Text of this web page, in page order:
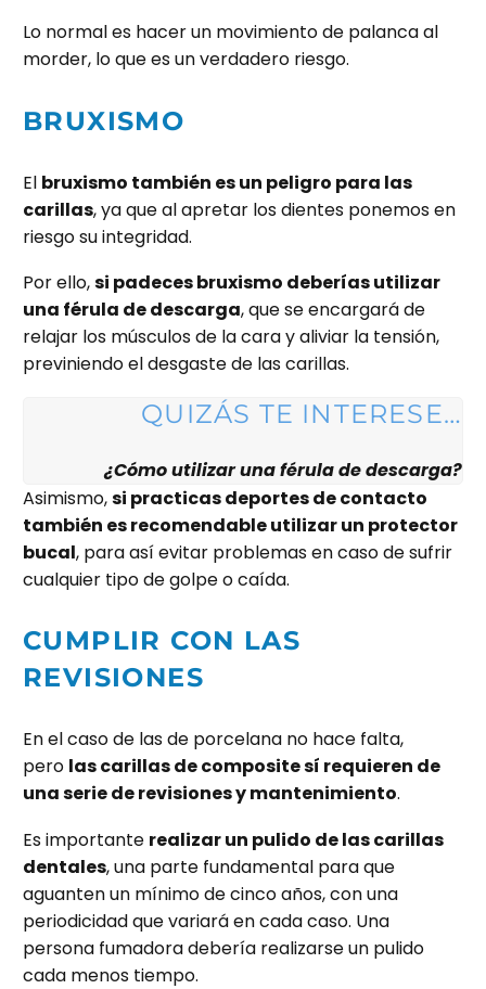
Lo normal es hacer un movimiento de palanca al
morder, lo que es un verdadero riesgo.
BRUXISMO
El bruxismo también es un peligro para las
carillas, ya que al apretar los dientes ponemos en
riesgo su integridad.
Por ello,si padeces bruxismo deberías utilizar
una férula de descarga, que se encargará de
relajar los músculos de la cara y aliviar la tensión,
previniendo el desgaste de las carillas.
QUIZÁS TE INTERESE…
¿Cómo utilizar una férula de descarga?
Asimismo,si practicas deportes de contacto
también es recomendable utilizar un protector
bucal, para así evitar problemas en caso de sufrir
cualquier tipo de golpe o caída.
CUMPLIR CON LAS
REVISIONES
En el caso de las de porcelana no hace falta,
pero las carillas de composite sí requieren de
una serie de revisiones y mantenimiento.
Es importante realizar un pulido de las carillas
dentales, una parte fundamental para que
aguanten un mínimo de cinco años, con una
periodicidad que variará en cada caso. Una
persona fumadora debería realizarse un pulido
cada menos tiempo.